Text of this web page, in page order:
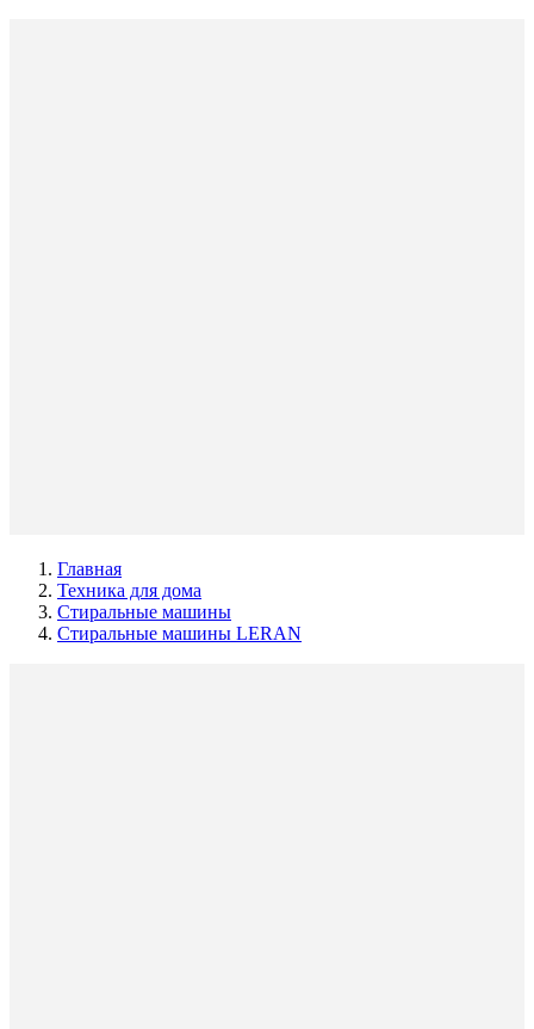
Главная
Техника для дома
Стиральные машины
Стиральные машины LERAN